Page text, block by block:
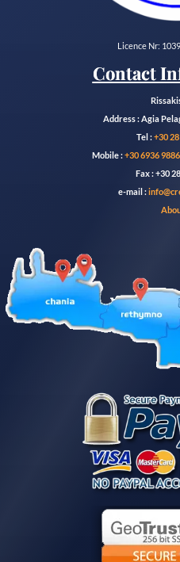
Licence Nr:
Contact
Address : Agia
Tel :+30
Mobile :+30 6936
Fax : +30
e-mail :